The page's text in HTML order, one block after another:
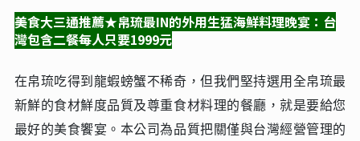
美食大三通推薦★帛琉最IN的外用生猛海鮮料理晚宴：台
灣包含二餐每人只要1999元
在帛琉吃得到龍蝦螃蟹不稀奇，但我們堅持選用全帛琉最
新鮮的食材鮮度品質及尊重食材料理的餐廳，就是要給您
最好的美食饗宴。本公司為品質把關僅與台灣經營管理的